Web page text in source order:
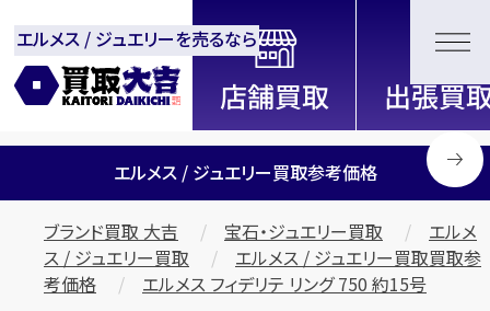
全国2200店舗以上展開中！信頼と実績の買取専門店「買取大
吉」
エルメス / ジュエリーを売るなら
エルメス / ジュエリー買取参考価格
ブランド買取 大吉 宝石・ジュエリー買取
エルメ
ス / ジュエリー買取
エルメス / ジュエリー買取買取参
考価格
エルメス フィデリテ リング 750 約15号